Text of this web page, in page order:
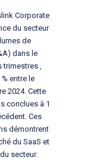
Corporate
du secteur
de
dans le
trimestres ,
entre le
2024. Cette
conclues à 1
Ces
démontrent
du SaaS et
secteur.